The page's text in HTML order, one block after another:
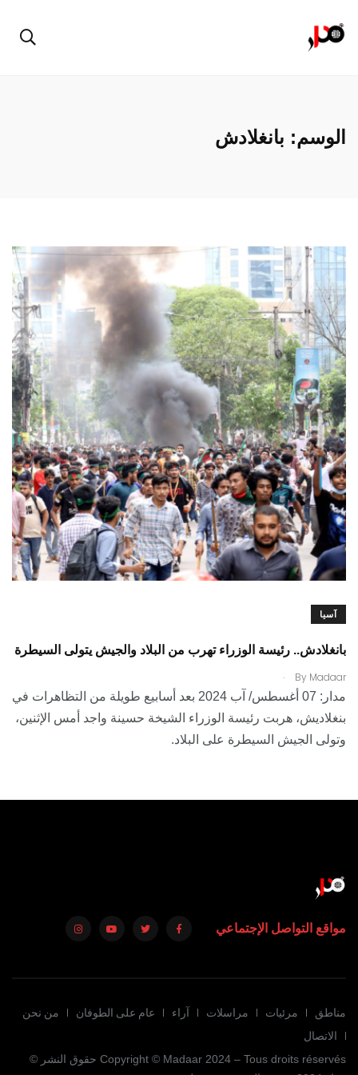
الوسم: بانغلادش
آسيا
بانغلادش.. رئيسة الوزراء تهرب من البلاد والجيش يتولى السيطرة
By Madaar
.
مدار: 07 أغسطس/ آب 2024 بعد أسابيع طويلة من التظاهرات في
بنغلاديش، هربت رئيسة الوزراء الشيخة حسينة واجد أمس الإثنين،
وتولى الجيش السيطرة على البلاد.
مواقع التواصل الإجتماعي
مناطق مرئيات مراسلات آراء عام على الطوفان
من نحن
الاتصال
Copyright © Madaar 2024 – Tous droits réservés حقوق النشر ©